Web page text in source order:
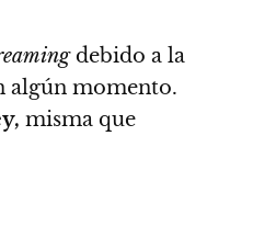
debido a la
algún momento.
misma que